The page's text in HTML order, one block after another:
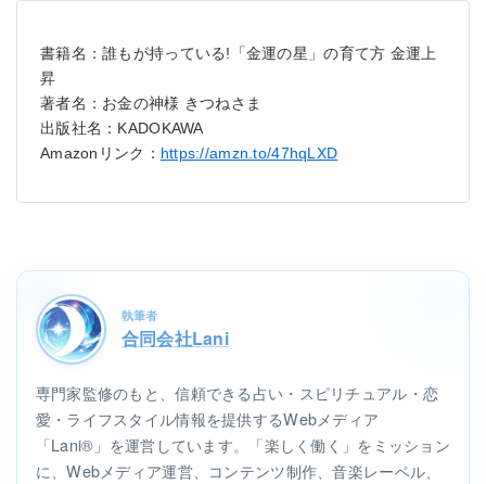
書籍名：誰もが持っている!「金運の星」の育て方 金運上
昇
著者名：お金の神様 きつねさま
出版社名：KADOKAWA
Amazonリンク： https://amzn.to/47hqLXD
執筆者
合同会社Lani
専門家監修のもと、信頼できる占い・スピリチュアル・恋
愛・ライフスタイル情報を提供するWebメディア
「Lani®」を運営しています。「楽しく働く」をミッション
に、Webメディア運営、コンテンツ制作、音楽レーベル、